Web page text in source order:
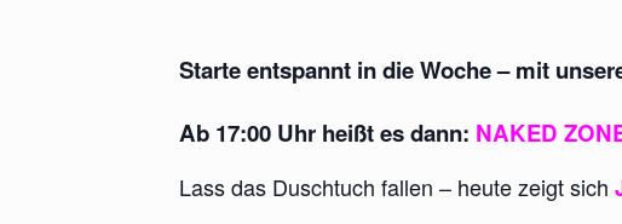
Starte entspannt in die Woche – mit
Ab 17:00 Uhr heißt es dann: NAKED
Lass das Duschtuch fallen – heute zeigt sich